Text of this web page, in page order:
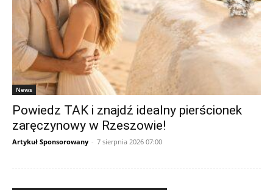
News
Powiedz TAK i znajdź idealny pierścionek
zaręczynowy w Rzeszowie!
Artykuł Sponsorowany - 7 sierpnia 2026 07:00